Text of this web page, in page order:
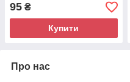
95 ₴
Купити
Про нас